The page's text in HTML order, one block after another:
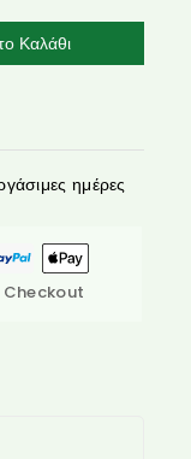
Καλάθι
ημέρες
Checkout